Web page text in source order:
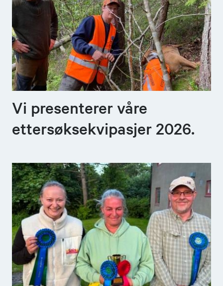
Vi presenterer våre
ettersøksekvipasjer 2026.